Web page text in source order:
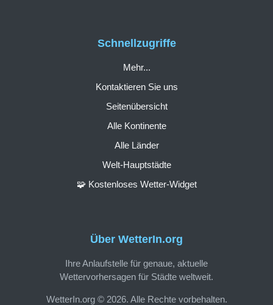
Über WetterIn.org
Ihre Anlaufstelle für genaue, aktuelle
Wettervorhersagen für Städte weltweit.
WetterIn.org © 2026. Alle Rechte vorbehalten.
Schnellzugriffe
Mehr...
Kontaktieren Sie uns
Seitenübersicht
Alle Kontinente
Alle Länder
Welt-Hauptstädte
🧩 Kostenloses Wetter-Widget